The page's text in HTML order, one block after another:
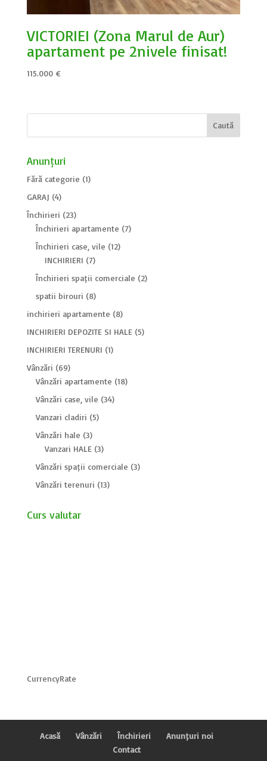
VICTORIEI (Zona Marul de Aur)
apartament pe 2nivele finisat!
115.000€
Anunțuri
Fără categorie (1)
GARAJ (4)
Închirieri (23)
Închirieri apartamente (7)
Închirieri case, vile (12)
INCHIRIERI (7)
Închirieri spații comerciale (2)
spatii birouri (8)
inchirieri apartamente (8)
INCHIRIERI DEPOZITE SI HALE (5)
INCHIRIERI TERENURI (1)
Vânzări (69)
Vânzări apartamente (18)
Vânzări case, vile (34)
Vanzari cladiri (5)
Vânzări hale (3)
Vanzari HALE (3)
Vânzări spații comerciale (3)
Vânzări terenuri (13)
Curs valutar
CurrencyRate
Acasă Vânzări Închirieri
Anunțuri noi
Contact